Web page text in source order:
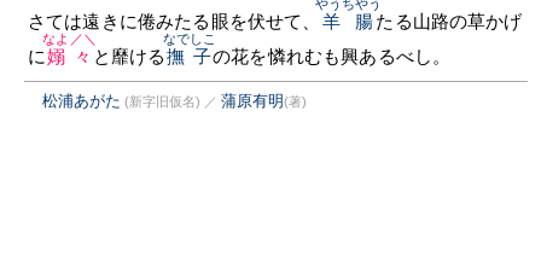
さては遠きに倦みたる眼を伏せて、 羊腸
やうちやう
たる山路の草かげ
に嫋々
なよ／＼
と靡ける撫子
なでしこ
の花を憐れむも興あるべし。
松浦あがた (新字旧仮名) ／ 蒲原有明(著)